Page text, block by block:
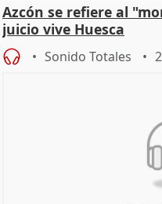
Azcón se refiere al
juicio vive Huesca
Sonido Totales